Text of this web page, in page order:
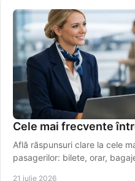
Cele mai frecvente
Află răspunsuri clare la cele
pasagerilor: bilete, orar,
21 iulie 2026